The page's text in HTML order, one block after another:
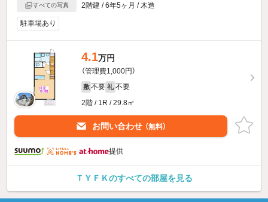
すべての写真
2階建 / 6年5ヶ月 / 木造
駐車場あり
4.1万円
（管理費1,000円）
敷 不要 礼 不要
2階 / 1R / 29.8㎡
お問い合わせ （無料）
提供
ＴＹＦＫのすべての部屋を見る